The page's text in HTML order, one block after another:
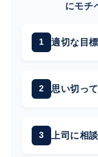
にモチ
適切な目
思い切っ
上司に相